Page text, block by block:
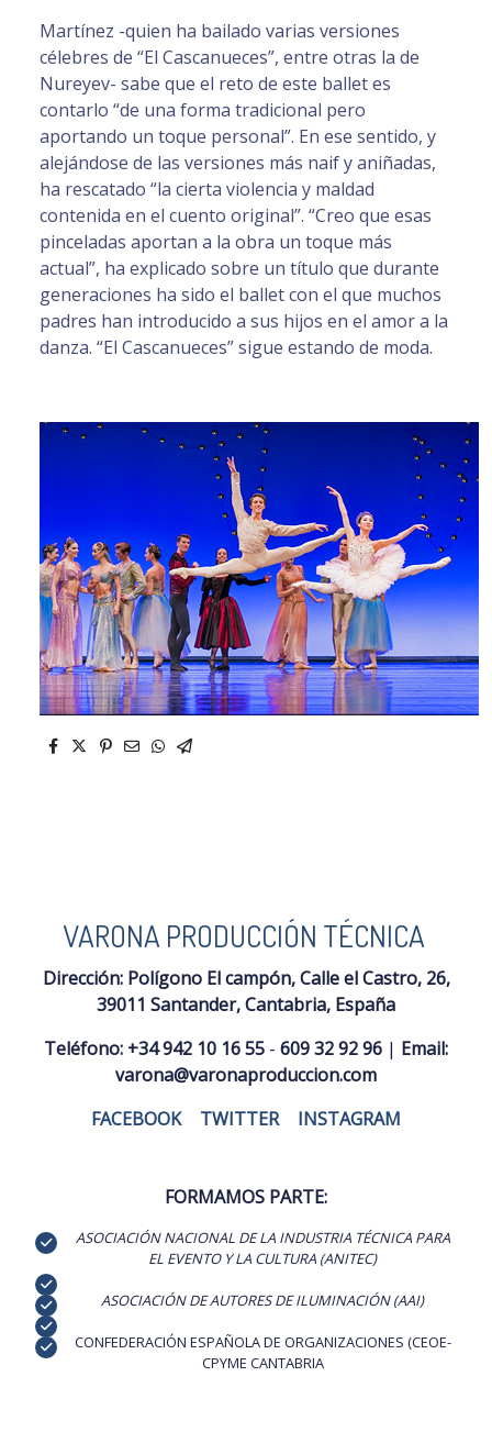
Martínez -quien ha bailado varias versiones
célebres de “El Cascanueces”, entre otras la de
Nureyev- sabe que el reto de este ballet es
contarlo “de una forma tradicional pero
aportando un toque personal”. En ese sentido, y
alejándose de las versiones más naif y aniñadas,
ha rescatado “la cierta violencia y maldad
contenida en el cuento original”. “Creo que esas
pinceladas aportan a la obra un toque más
actual”, ha explicado sobre un título que durante
generaciones ha sido el ballet con el que muchos
padres han introducido a sus hijos en el amor a la
danza. “El Cascanueces” sigue estando de moda.
VARONA PRODUCCIÓN TÉCNICA
Dirección: Polígono El campón, Calle el Castro, 26,
39011 Santander, Cantabria, España
Teléfono: +34 942 10 16 55 - 609 32 92 96 | Email:
varona@varonaproduccion.com
FACEBOOK| TWITTER| INSTAGRAM
FORMAMOS PARTE:
ASOCIACIÓN NACIONAL DE LA INDUSTRIA TÉCNICA PARA
EL EVENTO Y LA CULTURA (ANITEC)
ASOCIACIÓN DE AUTORES DE ILUMINACIÓN (AAI)
CONFEDERACIÓN ESPAÑOLA DE ORGANIZACIONES (CEOE-
CPYME CANTABRIA